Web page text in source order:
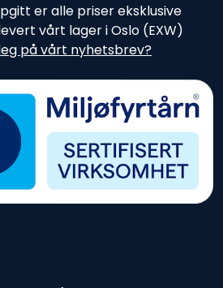
er alle priser eksklusive
vårt lager i Oslo (EXW)
på vårt nyhetsbrev?